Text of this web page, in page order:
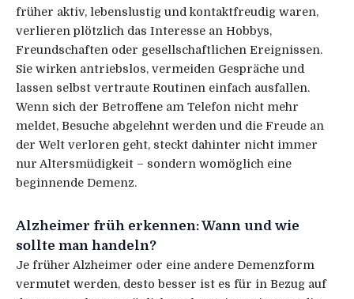
früher aktiv, lebenslustig und kontaktfreudig waren,
verlieren plötzlich das Interesse an Hobbys,
Freundschaften oder gesellschaftlichen Ereignissen.
Sie wirken antriebslos, vermeiden Gespräche und
lassen selbst vertraute Routinen einfach ausfallen.
Wenn sich der Betroffene am Telefon nicht mehr
meldet, Besuche abgelehnt werden und die Freude an
der Welt verloren geht, steckt dahinter nicht immer
nur Altersmüdigkeit – sondern womöglich eine
beginnende Demenz.
Alzheimer früh erkennen: Wann und wie
sollte man handeln?
Je früher Alzheimer oder eine andere Demenzform
vermutet werden, desto besser ist es für in Bezug auf